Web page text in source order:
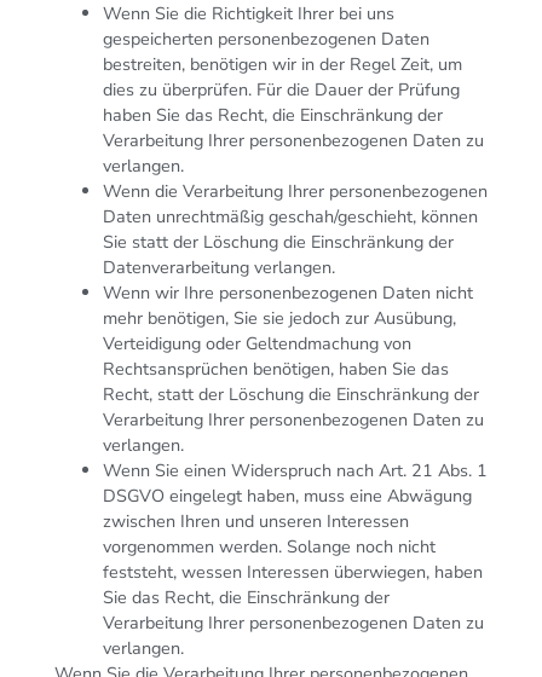
Wenn Sie die Richtigkeit Ihrer bei uns
gespeicherten personenbezogenen Daten
bestreiten, benötigen wir in der Regel Zeit, um
dies zu überprüfen. Für die Dauer der Prüfung
haben Sie das Recht, die Einschränkung der
Verarbeitung Ihrer personenbezogenen Daten zu
verlangen.
Wenn die Verarbeitung Ihrer personenbezogenen
Daten unrechtmäßig geschah/geschieht, können
Sie statt der Löschung die Einschränkung der
Datenverarbeitung verlangen.
Wenn wir Ihre personenbezogenen Daten nicht
mehr benötigen, Sie sie jedoch zur Ausübung,
Verteidigung oder Geltendmachung von
Rechtsansprüchen benötigen, haben Sie das
Recht, statt der Löschung die Einschränkung der
Verarbeitung Ihrer personenbezogenen Daten zu
verlangen.
Wenn Sie einen Widerspruch nach Art. 21 Abs. 1
DSGVO eingelegt haben, muss eine Abwägung
zwischen Ihren und unseren Interessen
vorgenommen werden. Solange noch nicht
feststeht, wessen Interessen überwiegen, haben
Sie das Recht, die Einschränkung der
Verarbeitung Ihrer personenbezogenen Daten zu
verlangen.